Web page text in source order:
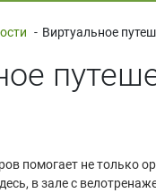
-
помогает не только
в зале с